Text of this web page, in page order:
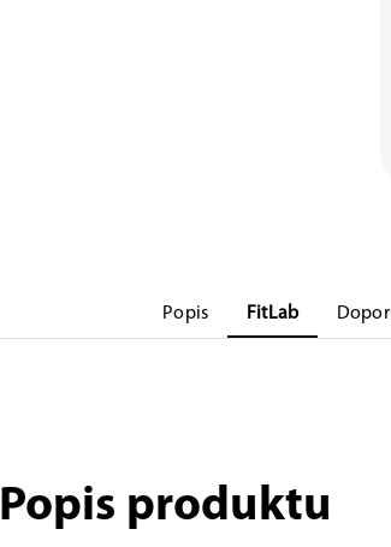
Popis FitLab
Popis produktu